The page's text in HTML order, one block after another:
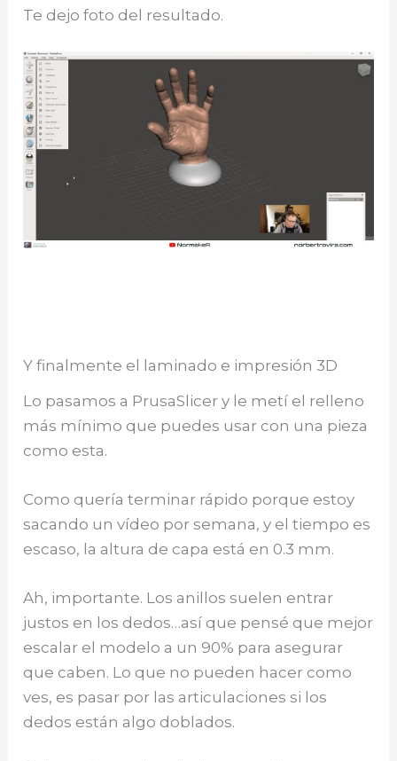
Te dejo foto del resultado.
Y finalmente el laminado e impresión 3D
Lo pasamos a PrusaSlicer y le metí el relleno
más mínimo que puedes usar con una pieza
como esta.
Como quería terminar rápido porque estoy
sacando un vídeo por semana, y el tiempo es
escaso, la altura de capa está en 0.3 mm.
Ah, importante. Los anillos suelen entrar
justos en los dedos…así que pensé que mejor
escalar el modelo a un 90% para asegurar
que caben. Lo que no pueden hacer como
ves, es pasar por las articulaciones si los
dedos están algo doblados.